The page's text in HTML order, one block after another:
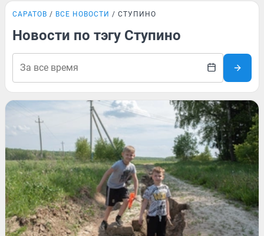
САРАТОВ ВСЕ НОВОСТИ СТУПИНО
Новости по тэгу Ступино